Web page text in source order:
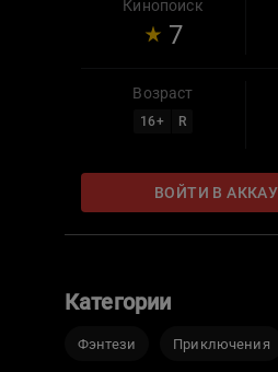
задание она поручает
Ди, который должен
начнется охота, детектив
артефакт и
раскрыть заговор
Кинопоиск
7
Возраст
16+ R
ВОЙТИ В
Категории
Фэнтези Приключения